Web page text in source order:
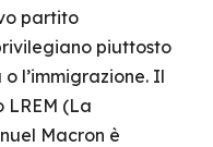
partito
piuttosto
l’immigrazione. Il
(La
Macron è